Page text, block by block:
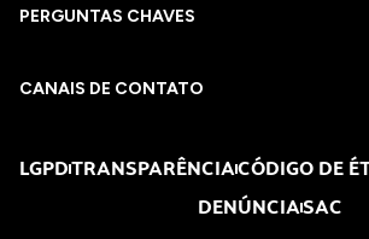
PERGUNTAS CHAVES​
CANAIS DE CONTATO
LGPDTRANSPARÊNCIACÓDIGO DE
DENÚNCIASAC